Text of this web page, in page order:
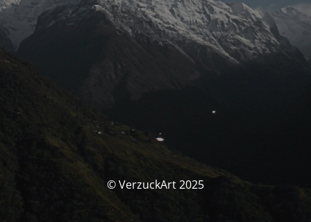
© VerzuckArt 2025